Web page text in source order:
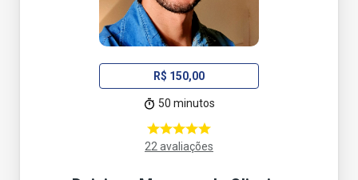
R$ 150,00
50 minutos
22 avaliações